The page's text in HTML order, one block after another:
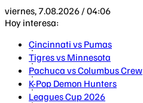
viernes, 7.08.2026 / 04:06
Hoy interesa:
Cincinnati vs Pumas
Tigres vs Minnesota
Pachuca vs Columbus Crew
K-Pop Demon Hunters
Leagues Cup 2026